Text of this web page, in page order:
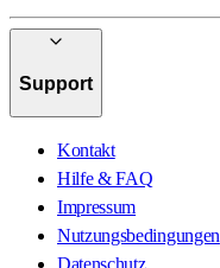
Support
Kontakt
Hilfe & FAQ
Impressum
Nutzungsbedingungen
Datenschutz